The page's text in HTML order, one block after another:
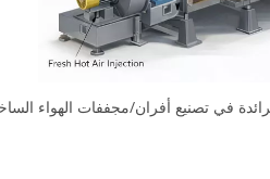
في تصنيع أفران/مجففات الهواء